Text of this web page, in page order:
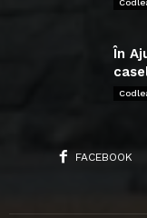
În
FACEBOOK